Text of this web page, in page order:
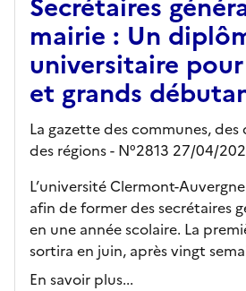
mairie : Un
universitaire
et grands
La gazette des communes,
des régions - N°2813 27/04/
L’université Clermont-
afin de former des secrétaires
en une année scolaire. La
sortira en juin, après vingt
En savoir plus...